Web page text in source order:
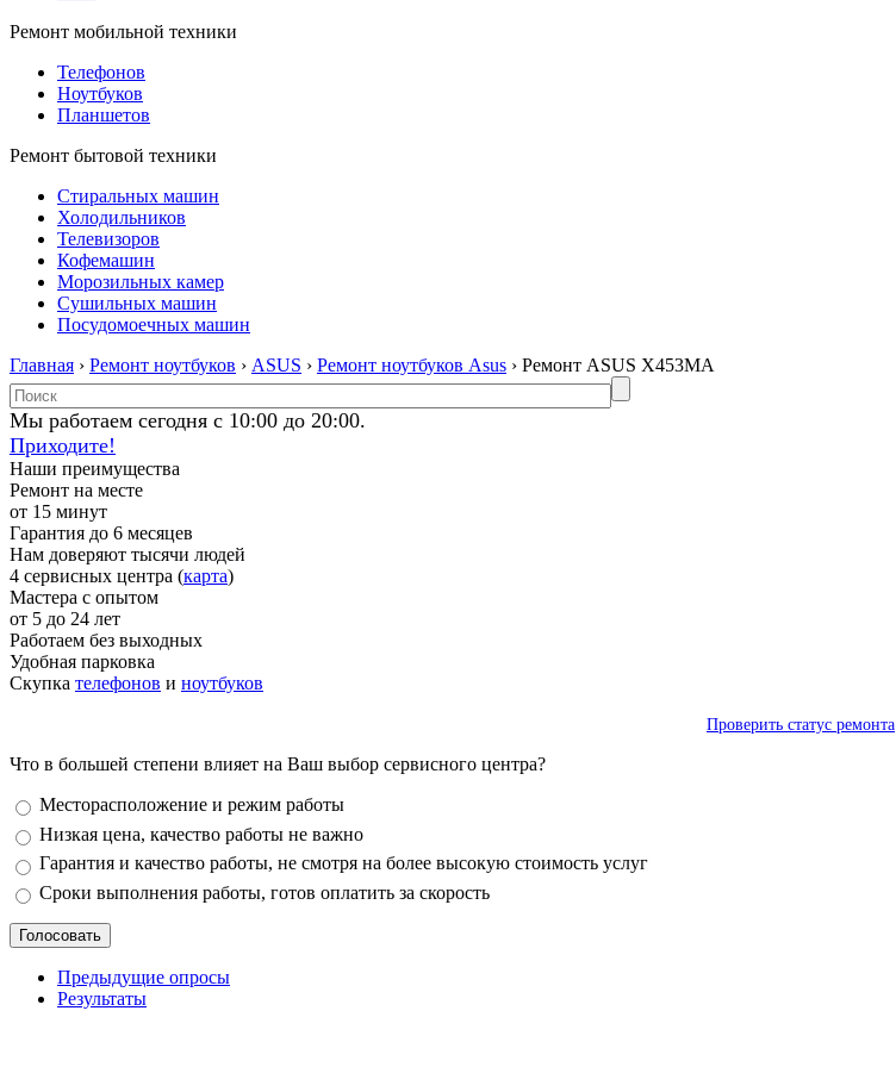
Ремонт мобильной техники
Телефонов
Ноутбуков
Планшетов
Ремонт бытовой техники
Стиральных машин
Холодильников
Телевизоров
Кофемашин
Морозильных камер
Сушильных машин
Посудомоечных машин
Главная › Ремонт ноутбуков › ASUS › Ремонт ноутбуков Asus › Ремонт ASUS X453MA
Мы работаем сегодня с 10:00 до 20:00.
Приходите!
Наши преимущества
Ремонт на месте
от 15 минут
Гарантия до 6 месяцев
Нам доверяют тысячи людей
4 сервисных центра (карта)
Мастера с опытом
от 5 до 24 лет
Работаем без выходных
Удобная парковка
Скупка телефонов и ноутбуков
Проверить статус ремонта
Что в большей степени влияет на Ваш выбор сервисного центра?
Варианты
Месторасположение и режим работы
Низкая цена, качество работы не важно
Гарантия и качество работы, не смотря на более высокую стоимость услуг
Сроки выполнения работы, готов оплатить за скорость
Предыдущие опросы
Результаты